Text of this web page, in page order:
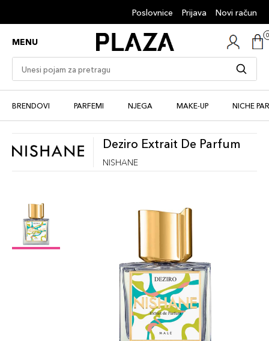
Poslovnice Prijava Novi račun
MENU
BRENDOVI PARFEMI NJEGA MAKE-UP NICHE
Deziro Extrait De Parfum
NISHANE